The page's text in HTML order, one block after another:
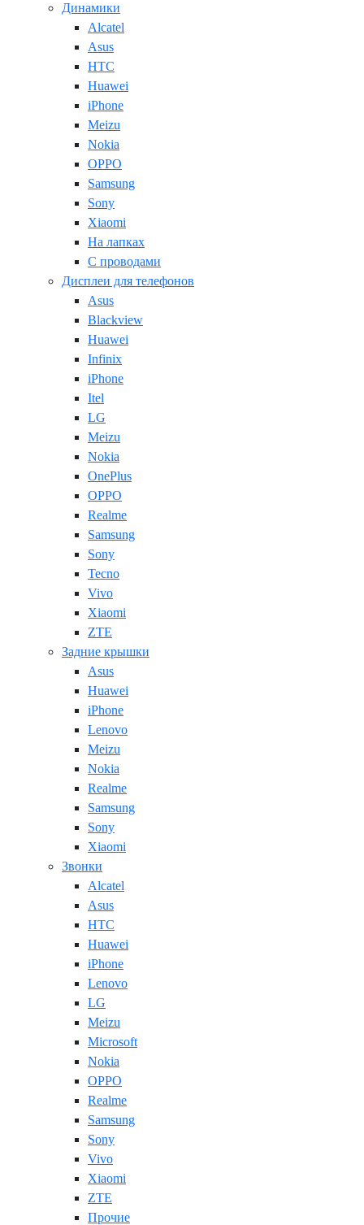
Динамики
Alcatel
Asus
HTC
Huawei
iPhone
Meizu
Nokia
OPPO
Samsung
Sony
Xiaomi
На лапках
С проводами
Дисплеи для телефонов
Asus
Blackview
Huawei
Infinix
iPhone
Itel
LG
Meizu
Nokia
OnePlus
OPPO
Realme
Samsung
Sony
Tecno
Vivo
Xiaomi
ZTE
Задние крышки
Asus
Huawei
iPhone
Lenovo
Meizu
Nokia
Realme
Samsung
Sony
Xiaomi
Звонки
Alcatel
Asus
HTC
Huawei
iPhone
Lenovo
LG
Meizu
Microsoft
Nokia
OPPO
Realme
Samsung
Sony
Vivo
Xiaomi
ZTE
Прочие